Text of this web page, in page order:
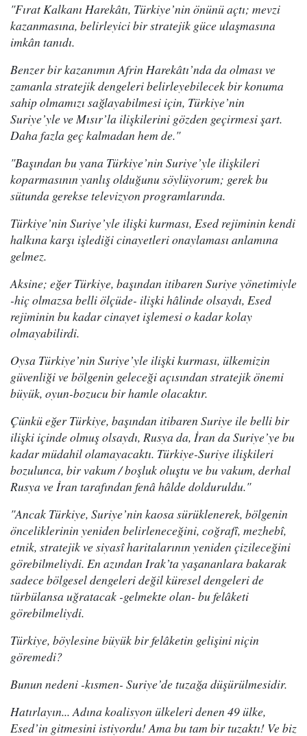
"Fırat Kalkanı Harekâtı, Türkiye’nin önünü açtı; mevzi
kazanmasına, belirleyici bir stratejik güce ulaşmasına
imkân tanıdı.
Benzer bir kazanımın Afrin Harekâtı’nda da olması ve
zamanla stratejik dengeleri belirleyebilecek bir konuma
sahip olmamızı sağlayabilmesi için, Türkiye’nin
Suriye’yle ve Mısır’la ilişkilerini gözden geçirmesi şart.
Daha fazla geç kalmadan hem de."
"Başından bu yana Türkiye’nin Suriye’yle ilişkileri
koparmasının yanlış olduğunu söylüyorum; gerek bu
sütunda gerekse televizyon programlarında.
Türkiye’nin Suriye’yle ilişki kurması, Esed rejiminin kendi
halkına karşı işlediği cinayetleri onaylaması anlamına
gelmez.
Aksine; eğer Türkiye, başından itibaren Suriye yönetimiyle
-hiç olmazsa belli ölçüde- ilişki hâlinde olsaydı, Esed
rejiminin bu kadar cinayet işlemesi o kadar kolay
olmayabilirdi.
Oysa Türkiye’nin Suriye’yle ilişki kurması, ülkemizin
güvenliği ve bölgenin geleceği açısından stratejik önemi
büyük, oyun-bozucu bir hamle olacaktır.
Çünkü eğer Türkiye, başından itibaren Suriye ile belli bir
ilişki içinde olmuş olsaydı, Rusya da, İran da Suriye’ye bu
kadar müdahil olamayacaktı. Türkiye-Suriye ilişkileri
bozulunca, bir vakum / boşluk oluştu ve bu vakum, derhal
Rusya ve İran tarafından fenâ hâlde dolduruldu."
"Ancak Türkiye, Suriye’nin kaosa sürüklenerek, bölgenin
önceliklerinin yeniden belirleneceğini, coğrafî, mezhebî,
etnik, stratejik ve siyasî haritalarının yeniden çizileceğini
görebilmeliydi. En azından Irak’ta yaşananlara bakarak
sadece bölgesel dengeleri değil küresel dengeleri de
türbülansa uğratacak -gelmekte olan- bu felâketi
görebilmeliydi.
Türkiye, böylesine büyük bir felâketin gelişini niçin
göremedi?
Bunun nedeni -kısmen- Suriye’de tuzağa düşürülmesidir.
Hatırlayın... Adına koalisyon ülkeleri denen 49 ülke,
Esed’in gitmesini istiyordu! Ama bu tam bir tuzaktı! Ve biz